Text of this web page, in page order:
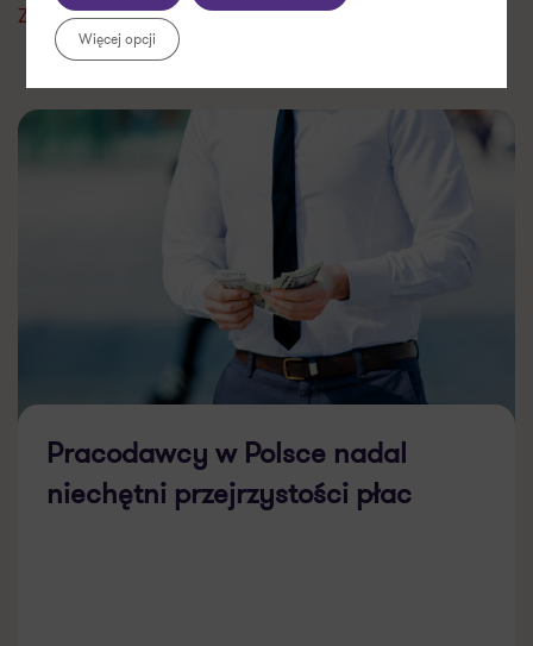
Zobacz wszystkie
Pracodawcy w Polsce nadal
niechętni przejrzystości płac
Więcej opcji